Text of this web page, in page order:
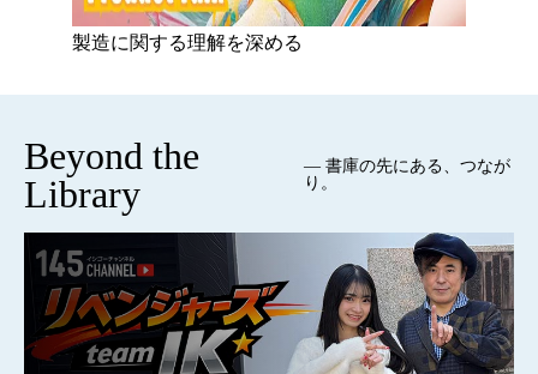
製造に関する理解を深める
Beyond the
Library
— 書庫の先にある、つなが
り。